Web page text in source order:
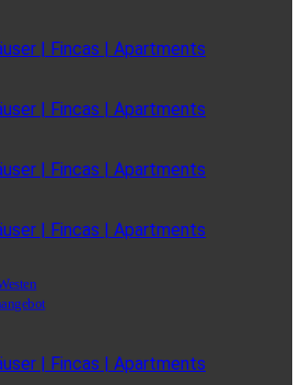
| Fincas | Apartments
| Fincas | Apartments
| Fincas | Apartments
| Fincas | Apartments
| Fincas | Apartments